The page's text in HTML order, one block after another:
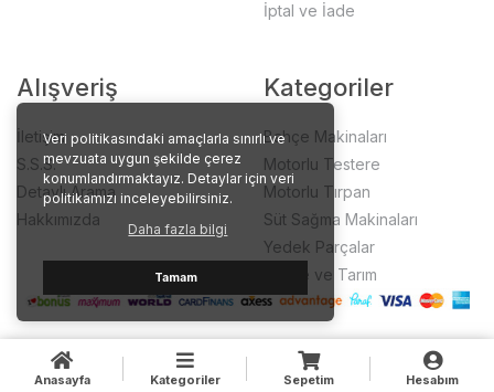
Veri politikasındaki amaçlarla sınırlı ve
mevzuata uygun şekilde çerez
konumlandırmaktayız. Detaylar için veri
politikamızı inceleyebilirsiniz.
Daha fazla bilgi
Tamam
İptal ve İade
Alışveriş
İletişim
S.S.S.
Detaylı Arama
Hakkımızda
Kategoriler
Bahçe Makinaları
Motorlu Testere
Motorlu Tırpan
Süt Sağma Makinaları
Yedek Parçalar
Bahçe ve Tarım
Anasayfa Kategoriler Sepetim Hesabım